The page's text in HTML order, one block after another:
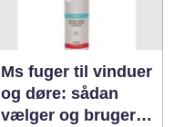
Ms fuger til vinduer
og døre: sådan
vælger og bruger